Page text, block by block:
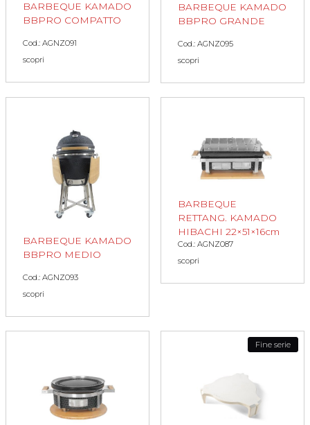
BARBEQUE KAMADO
BBPRO COMPATTO
Cod.: AGNZ091
scopri
BARBEQUE KAMADO
BBPRO GRANDE
Cod.: AGNZ095
scopri
BARBEQUE KAMADO
BBPRO MEDIO
Cod.: AGNZ093
scopri
BARBEQUE
RETTANG. KAMADO
HIBACHI 22×51×16cm
Cod.: AGNZ087
scopri
Fine serie